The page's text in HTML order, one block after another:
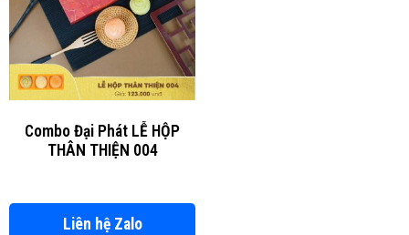
Combo Đại Phát LỄ HỘP
THÂN THIỆN 004
Liên hệ Zalo